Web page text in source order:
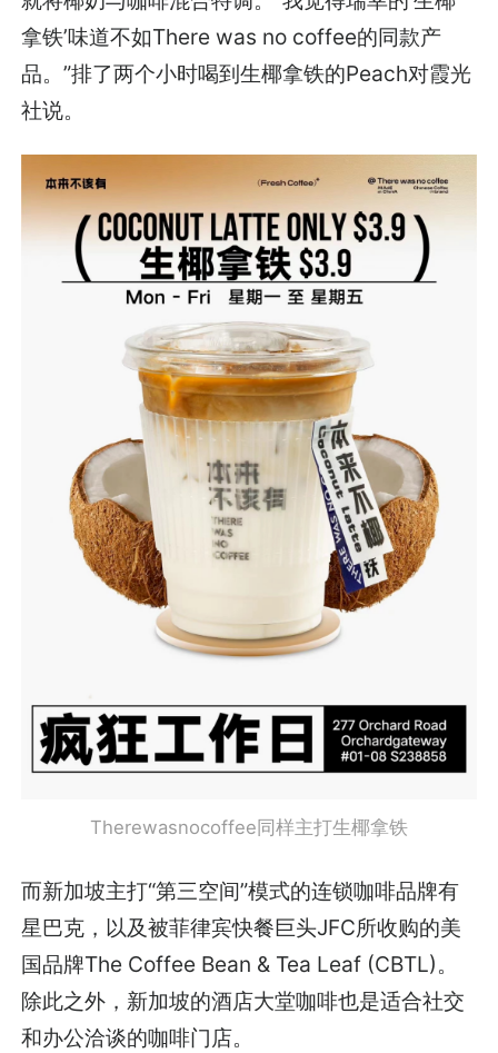
拿铁’味道不如There was no coffee的同款产
品。”排了两个小时喝到生椰拿铁的Peach对霞光
社说。
Therewasnocoffee同样主打生椰拿铁
而新加坡主打“第三空间”模式的连锁咖啡品牌有
星巴克，以及被菲律宾快餐巨头JFC所收购的美
国品牌The Coffee Bean & Tea Leaf (CBTL)。
除此之外，新加坡的酒店大堂咖啡也是适合社交
和办公洽谈的咖啡门店。